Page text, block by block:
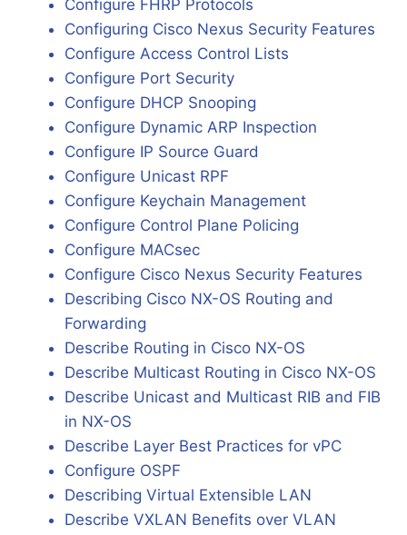
Configure FHRP Protocols
Configuring Cisco Nexus Security Features
Configure Access Control Lists
Configure Port Security
Configure DHCP Snooping
Configure Dynamic ARP Inspection
Configure IP Source Guard
Configure Unicast RPF
Configure Keychain Management
Configure Control Plane Policing
Configure MACsec
Configure Cisco Nexus Security Features
Describing Cisco NX-OS Routing and
Forwarding
Describe Routing in Cisco NX-OS
Describe Multicast Routing in Cisco NX-OS
Describe Unicast and Multicast RIB and FIB
in NX-OS
Describe Layer Best Practices for vPC
Configure OSPF
Describing Virtual Extensible LAN
Describe VXLAN Benefits over VLAN